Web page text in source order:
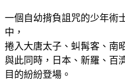
一個自幼揹負詛咒的少年術
中，
捲入大唐太子、虯髯客、南
與此同時，日本、新羅、百
目的紛紛登場。